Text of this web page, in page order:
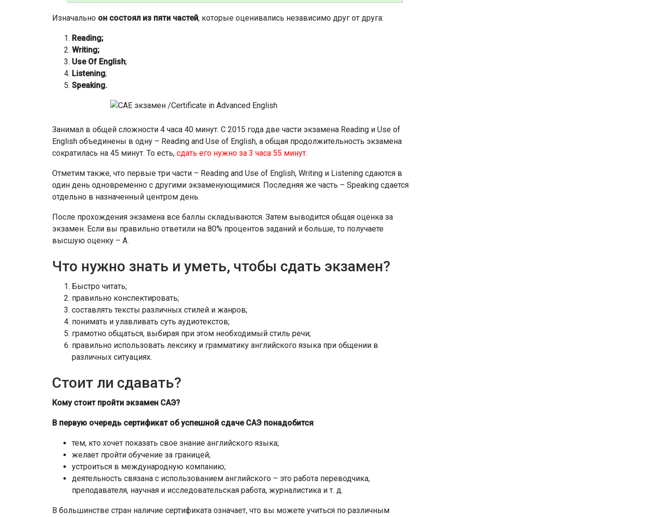
Изначально он состоял из пяти частей, которые оценивались независимо друг от друга:
Reading;
Writing;
Use Of English;
Listening;
Speaking.
Занимал в общей сложности 4 часа 40 минут. С 2015 года две части экзамена Reading и Use of
English объединены в одну – Reading and Use of English, а общая продолжительность экзамена
сократилась на 45 минут. То есть, сдать его нужно за 3 часа 55 минут.
Отметим также, что первые три части – Reading and Use of English, Writing и Listening сдаются в
один день одновременно с другими экзаменующимися. Последняя же часть – Speaking сдается
отдельно в назначенный центром день.
После прохождения экзамена все баллы складываются. Затем выводится общая оценка за
экзамен. Если вы правильно ответили на 80% процентов заданий и больше, то получаете
высшую оценку – А.
Что нужно знать и уметь, чтобы сдать экзамен?
Быстро читать;
правильно конспектировать;
составлять тексты различных стилей и жанров;
понимать и улавливать суть аудиотекстов;
грамотно общаться, выбирая при этом необходимый стиль речи;
правильно использовать лексику и грамматику английского языка при общении в
различных ситуациях.
Стоит ли сдавать?
Кому стоит пройти экзамен САЭ?
В первую очередь сертификат об успешной сдаче САЭ понадобится:
тем, кто хочет показать свое знание английского языка;
желает пройти обучение за границей;
устроиться в международную компанию;
деятельность связана с использованием английского – это работа переводчика,
преподавателя, научная и исследовательская работа, журналистика и т. д.
В большинстве стран наличие сертификата означает, что вы можете учиться по различным